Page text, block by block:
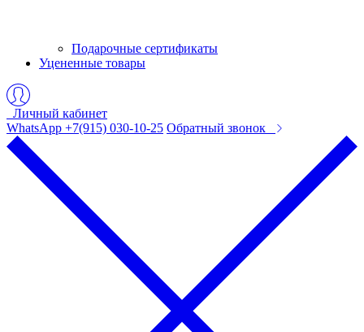
Подарочные сертификаты
Уцененные товары
Личный кабинет
WhatsApp +7(915) 030-10-25 Обратный звонок